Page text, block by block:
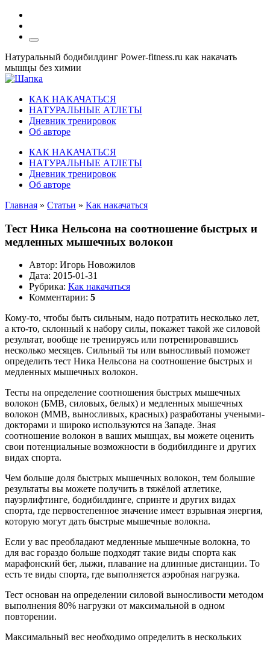
Натуральный бодибилдинг Power-fitness.ru как накачать
мышцы без химии
КАК НАКАЧАТЬСЯ
НАТУРАЛЬНЫЕ АТЛЕТЫ
Дневник тренировок
Об авторе
КАК НАКАЧАТЬСЯ
НАТУРАЛЬНЫЕ АТЛЕТЫ
Дневник тренировок
Об авторе
Главная » Статьи » Как накачаться
Тест Ника Нельсона на соотношение быстрых и
медленных мышечных волокон
Автор: Игорь Новожилов
Дата: 2015-01-31
Рубрика: Как накачаться
Комментарии: 5
Кому-то, чтобы быть сильным, надо потратить несколько лет,
а кто-то, склонный к набору силы, покажет такой же силовой
результат, вообще не тренируясь или потренировавшись
несколько месяцев. Сильный ты или выносливый поможет
определить тест Ника Нельсона на соотношение быстрых и
медленных мышечных волокон.
Тесты на определение соотношения быстрых мышечных
волокон (БМВ, силовых, белых) и медленных мышечных
волокон (ММВ, выносливых, красных) разработаны учеными-
докторами и широко используются на Западе. Зная
соотношение волокон в ваших мышцах, вы можете оценить
свои потенциальные возможности в бодибилдинге и других
видах спорта.
Чем больше доля быстрых мышечных волокон, тем большие
результаты вы можете получить в тяжёлой атлетике,
пауэрлифтинге, бодибилдинге, спринте и других видах
спорта, где первостепенное значение имеет взрывная энергия,
которую могут дать быстрые мышечные волокна.
Если у вас преобладают медленные мышечные волокна, то
для вас гораздо больше подходят такие виды спорта как
марафонский бег, лыжи, плавание на длинные дистанции. То
есть те виды спорта, где выполняется аэробная нагрузка.
Тест основан на определении силовой выносливости методом
выполнения 80% нагрузки от максимальной в одном
повторении.
Максимальный вес необходимо определить в нескольких